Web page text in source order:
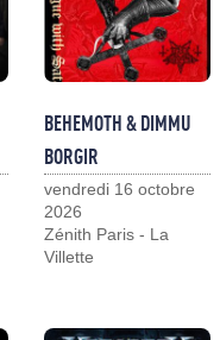
BEHEMOTH & DIMMU
BORGIR
vendredi 16 octobre
2026
Zénith Paris - La
Villette